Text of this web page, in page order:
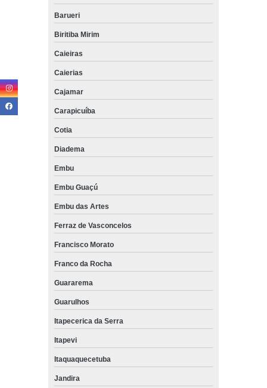
Barueri
Biritiba Mirim
Caieiras
Caierias
Cajamar
Carapicuíba
Cotia
Diadema
Embu
Embu Guaçú
Embu das Artes
Ferraz de Vasconcelos
Francisco Morato
Franco da Rocha
Guararema
Guarulhos
Itapecerica da Serra
Itapevi
Itaquaquecetuba
Jandira